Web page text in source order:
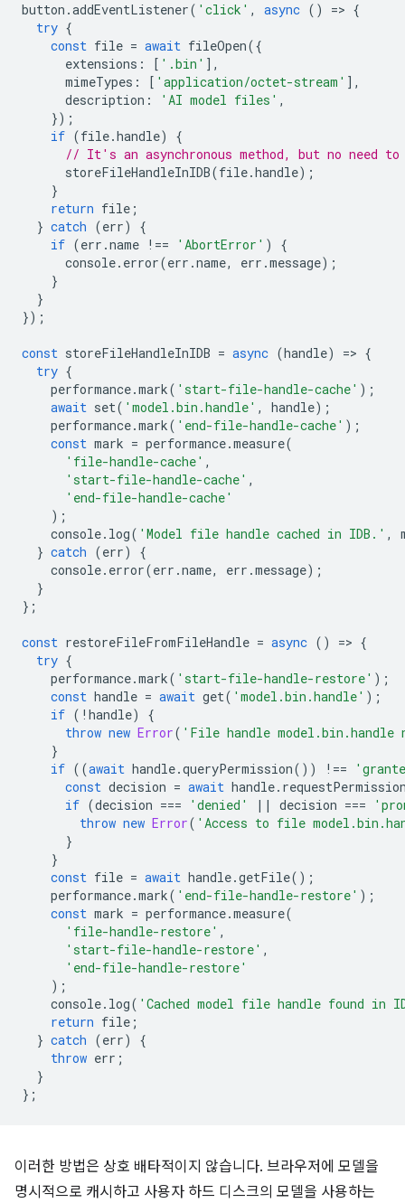
button .addEventListener( 'click' , async () => {
try {
const file = await fileOpen({
extensions : [ '.bin' ],
mimeTypes : [ 'application/octet-stream' ],
description : 'AI model files' ,
});
if (file.handle)
{
// It's an asynchronous method, but no need
storeFileHandleInIDB(file.handle);
}
return file ;
} catch (err)
{
if (err .name !== 'AbortError' )
{
console. error(err .name, err .message);
}
}
});
const storeFileHandleInIDB = async (handle) => {
try {
performance.mark( 'start-file-handle-cache' );
await set( 'model.bin.handle' , handle);
performance.mark( 'end-file-handle-cache' );
const mark = performance.measure(
'file-handle-cache' ,
'start-file-handle-cache' ,
'end-file-handle-cache'
);
console. log( 'Model file handle cached in IDB.' ,
} catch (err)
{
console. error(err .name, err .message);
}
};
const restoreFileFromFileHandle = async () => {
try {
performance.mark( 'start-file-handle-restore' );
const handle = await get( 'model.bin.handle' );
if ( ! handle)
{
throw new Error( 'File handle
}
if ((await handle.queryPermission()) !==
const decision = await handle.
if (decision === 'denied' || decision ===
throw new Error( 'Access to file
}
}
const file = await handle.getFile();
performance.mark( 'end-file-handle-restore' );
const mark = performance.measure(
'file-handle-restore' ,
'start-file-handle-restore' ,
'end-file-handle-restore'
);
console. log( 'Cached model file handle found in
return file ;
} catch (err)
{
throw err ;
}
};
이러한 방법은 상호 배타적이지 않습니다. 브라우저에 모델을
명시적으로 캐시하고 사용자 하드 디스크의 모델을 사용하는